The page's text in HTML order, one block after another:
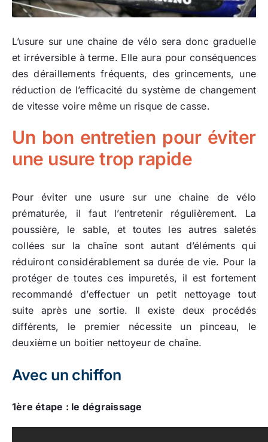
L’usure sur une chaine de vélo sera donc graduelle
et irréversible à terme. Elle aura pour conséquences
des déraillements fréquents, des grincements, une
réduction de l’efficacité du système de changement
de vitesse voire même un risque de casse.
Un bon entretien pour éviter
une usure trop rapide
Pour éviter une usure sur une chaine de vélo
prématurée, il faut l’entretenir régulièrement. La
poussière, le sable, et toutes les autres saletés
collées sur la chaîne sont autant d’éléments qui
réduiront considérablement sa durée de vie. Pour la
protéger de toutes ces impuretés, il est fortement
recommandé d’effectuer un petit nettoyage tout
suite après une sortie. Il existe deux procédés
différents, le premier nécessite un pinceau, le
deuxième un boitier nettoyeur de chaîne.
Avec un chiffon
1ère étape : le dégraissage